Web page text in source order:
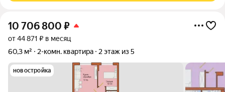
10 706 800 ₽
от 44 871 ₽ в месяц
60,3 м²
2-комн. квартира 2 этаж из 5
новостройка